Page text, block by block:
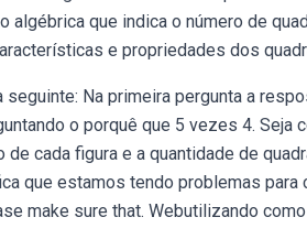
algébrica que indica o número de
e propriedades dos
seguinte: Na primeira pergunta a
o porquê que 5 vezes 4. Seja
de cada figura e a quantidade de
que estamos tendo problemas
make sure that. Webutilizando